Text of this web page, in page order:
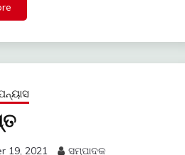
19, 2021 ସମ୍ପାଦକ